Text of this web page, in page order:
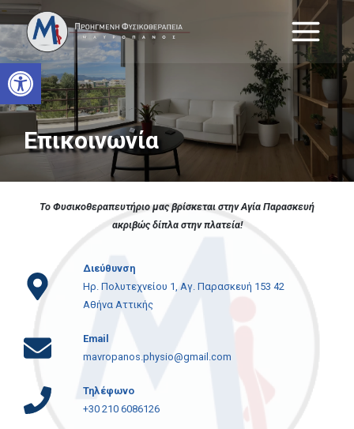
Open toolbar
Skip
to
content
Επικοινωνία
Το Φυσικοθεραπευτήριο μας βρίσκεται στην Αγία Παρασκευή
ακριβώς δίπλα στην πλατεία!
Διεύθυνση
Ηρ. Πολυτεχνείου 1, Αγ. Παρασκευή 153 42
Αθήνα Αττικής
Email
mavropanos.physio@gmail.com
Τηλέφωνο
+30 210 6086126